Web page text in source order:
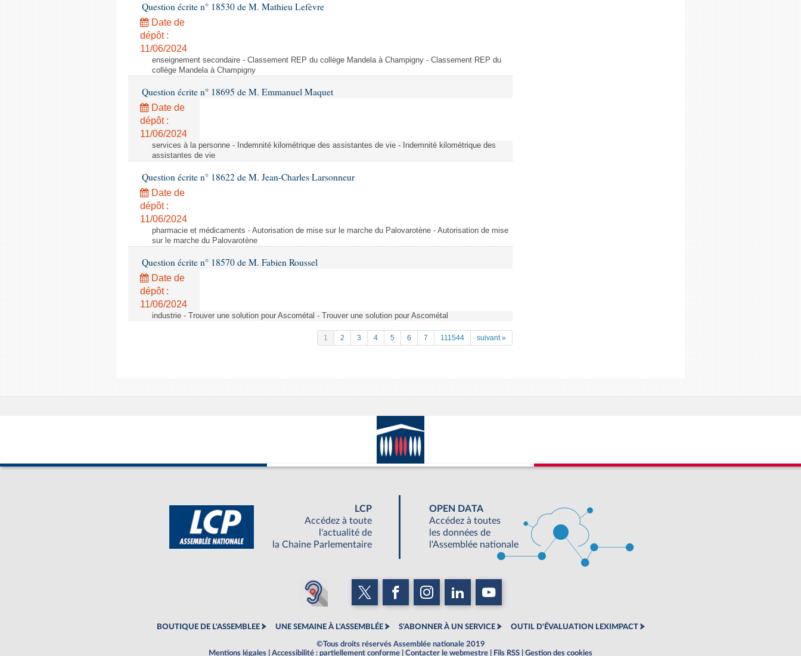
Question écrite n° 18530 de M. Mathieu Lefèvre
Date de
dépôt :
11/06/2024
enseignement secondaire - Classement REP du collège Mandela à Champigny - Classement REP du
collège Mandela à Champigny
Question écrite n° 18695 de M. Emmanuel Maquet
Date de
dépôt :
11/06/2024
services à la personne - Indemnité kilométrique des assistantes de vie - Indemnité kilométrique des
assistantes de vie
Question écrite n° 18622 de M. Jean-Charles Larsonneur
Date de
dépôt :
11/06/2024
pharmacie et médicaments - Autorisation de mise sur le marche du Palovarotène - Autorisation de mise
sur le marche du Palovarotène
Question écrite n° 18570 de M. Fabien Roussel
Date de
dépôt :
11/06/2024
industrie - Trouver une solution pour Ascométal - Trouver une solution pour Ascométal
1 2 3 4 5 6 7 111544 suivant »
LCP
Accédez à toute
l'actualité de
la Chaine Parlementaire
OPEN DATA
Accédez à toutes
les données de
l'Assemblée nationale
BOUTIQUE DE L'ASSEMBLEE UNE SEMAINE À L'ASSEMBLÉE S'ABONNER À UN SERVICE OUTIL D'ÉVALUATION LEXIMPACT
©Tous droits réservés Assemblée nationale 2019
Mentions légales
Accessibilité : partiellement conforme Contacter le webmestre Fils RSS Gestion des cookies